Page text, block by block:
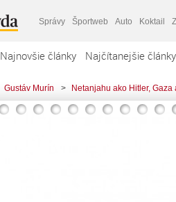
Správy Športweb Auto Koktail
Najnovšie články Najčítanejšie články
Gustáv Murín > Netanjahu ako Hitler,